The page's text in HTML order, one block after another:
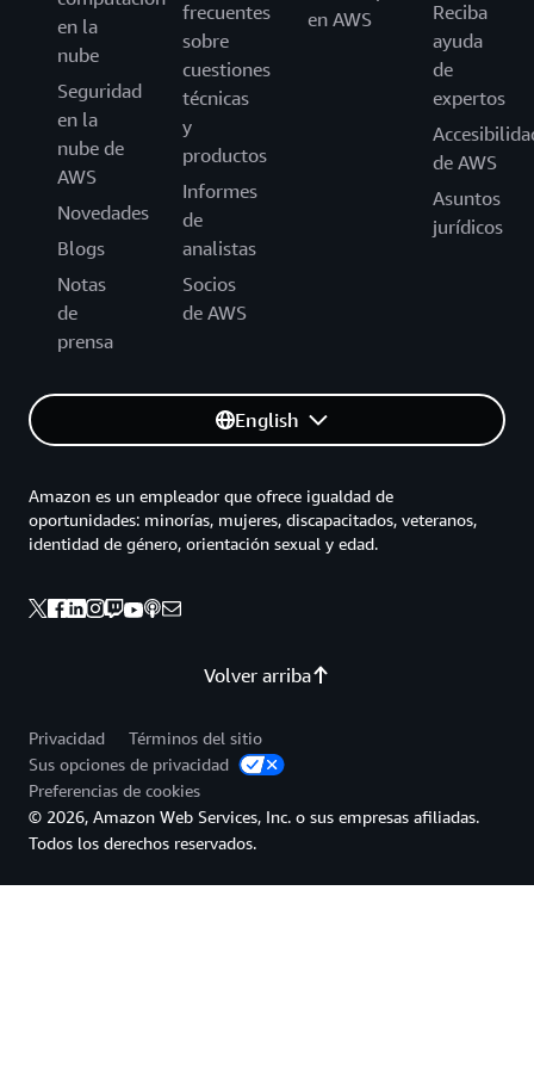
en la
nube
Seguridad
en la
nube de
AWS
Novedades
Blogs
Notas
de
prensa
frecuentes
sobre
cuestiones
técnicas
y
productos
Informes
de
analistas
Socios
de AWS
en AWS
Reciba
ayuda
de
expertos
de AWS
Asuntos
jurídicos
English
Volver arriba
Amazon es un empleador que ofrece igualdad de
oportunidades: minorías, mujeres, discapacitados, veteranos,
identidad de género, orientación sexual y edad.
Privacidad
Términos del sitio
Sus opciones de privacidad
Preferencias de cookies
© 2026, Amazon Web Services, Inc. o sus empresas afiliadas.
Todos los derechos reservados.